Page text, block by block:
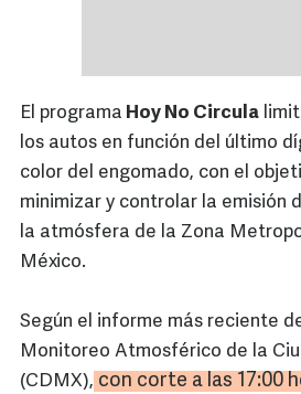
El programa Hoy No Circula
los autos en función del último
color del engomado, con el
minimizar y controlar la emisión
la atmósfera de la Zona
México.
Según el informe más reciente
Monitoreo Atmosférico de la
(CDMX), con corte a las 17:00